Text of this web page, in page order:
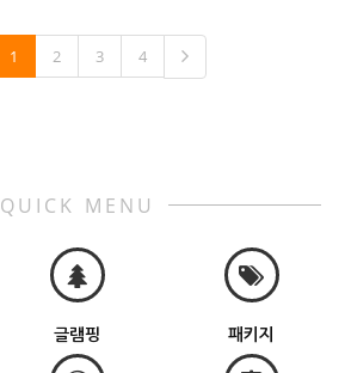
1 2 3 4
QUICK MENU
글램핑 패키지